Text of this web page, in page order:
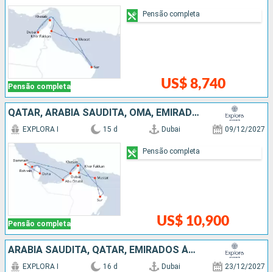
Pensão completa US$ 8,740
Pensão completa
QATAR, ARABIA SAUDITA, OMÃ, EMIRADOS ÁRABES UNIDOS
Pensão completa
EXPLORA I 15 d Dubai 09/12/2027
US$ 10,900
Pensão completa
ARABIA SAUDITA, QATAR, EMIRADOS ÁRABES UNIDOS, OMÃ
EXPLORA I 16 d Dubai 23/12/2027